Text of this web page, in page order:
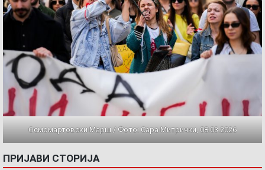
Осмомартовски Марш / Фото: Сара Митрички, 08.03.2026
ПРИЈАВИ СТОРИЈА